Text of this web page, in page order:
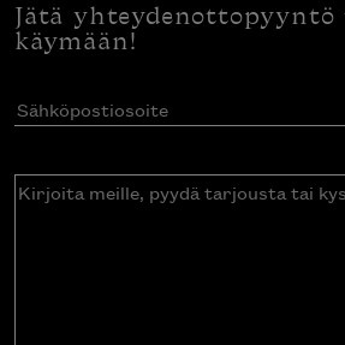
Jätä
käymään!
Sähköpostiosoite(Pakollinen)
Kirjoita